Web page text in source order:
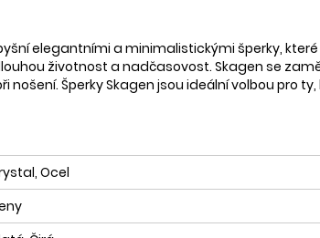
elegantními a minimalistickými šperky,
životnost a nadčasovost. Skagen se
nošení. Šperky Skagen jsou ideální volbou pro
Ocel